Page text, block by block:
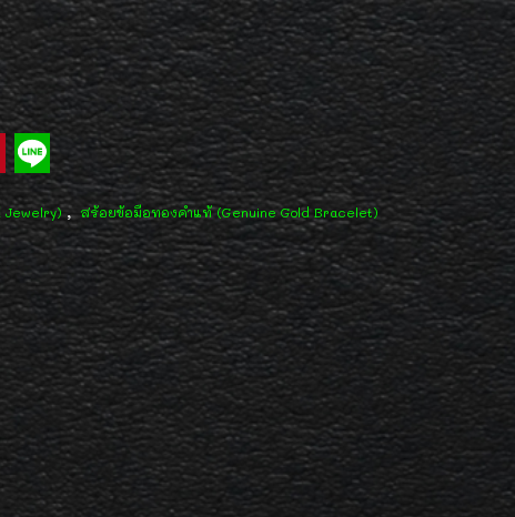
Jewelry), สร้อยข้อมือทองคำแท้ (Genuine Gold Bracelet)